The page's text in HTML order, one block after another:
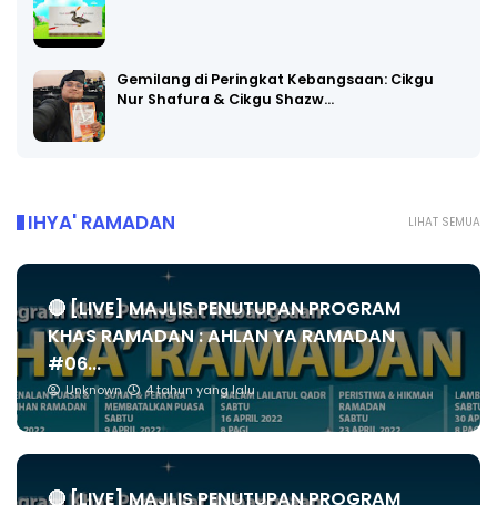
Gemilang di Peringkat Kebangsaan: Cikgu
Nur Shafura & Cikgu Shazw…
LIHAT SEMUA
IHYA' RAMADAN
🔴 [LIVE] MAJLIS PENUTUPAN PROGRAM
KHAS RAMADAN : AHLAN YA RAMADAN
#06...
Unknown 4 tahun yang lalu
🔴 [LIVE] MAJLIS PENUTUPAN PROGRAM